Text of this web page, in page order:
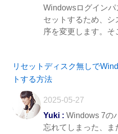
Windowsログインパ
セットするため、シ
序を変更します。そ
リセットディスク無しで
トする方法
2025-05-27
Yuki : Windows 7の
忘れてしまった、ま